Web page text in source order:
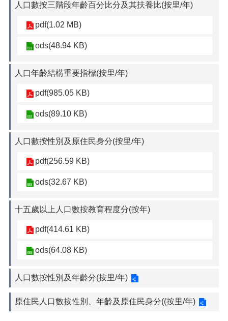
人口數按三階段年齡百分比分及其扶養比(按里/年)
pdf(1.02 MB)
ods(48.94 KB)
人口年齡結構重要指標(按里/年)
pdf(985.05 KB)
ods(89.10 KB)
人口數按性別及原住民身分(按里/年)
pdf(256.59 KB)
ods(32.67 KB)
十五歲以上人口數按教育程度分(按年)
pdf(414.61 KB)
ods(64.08 KB)
人口數按性別及年齡分(按里/年)
原住民人口數按性別、年齡及原住民身分((按里/年)